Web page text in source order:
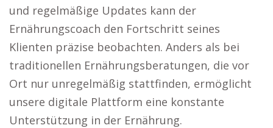
und regelmäßige Updates kann der
Ernährungscoach den Fortschritt seines
Klienten präzise beobachten. Anders als bei
traditionellen Ernährungsberatungen, die vor
Ort nur unregelmäßig stattfinden, ermöglicht
unsere digitale Plattform eine konstante
Unterstützung in der Ernährung.